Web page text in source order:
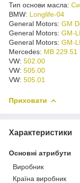
Тип основи масла:
BMW: Longlife-04
General Motors: GM
General Motors: GM-
General Motors: GM-
Mercedes: MB 229.51
VW: 502.00
VW: 505.00
VW: 505.01
Приховати
Характеристики
Основні атрибути
Виробник
Країна виробник